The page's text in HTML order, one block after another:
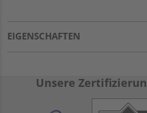
EIGENSCHAFTEN
Unsere